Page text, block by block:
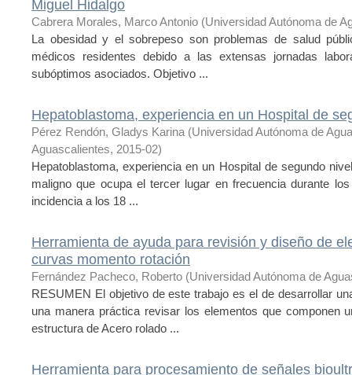
Miguel Hidalgo
Cabrera Morales, Marco Antonio (Universidad Autónoma de
La obesidad y el sobrepeso son problemas de salud
médicos residentes debido a las extensas jornadas
subóptimos asociados. Objetivo ...
Hepatoblastoma, experiencia en un Hospital de
Pérez Rendón, Gladys Karina (Universidad Autónoma de
Aguascalientes, 2015-02)
Hepatoblastoma, experiencia en un Hospital de segundo
maligno que ocupa el tercer lugar en frecuencia durante
incidencia a los 18 ...
Herramienta de ayuda para revisión y diseño de
curvas momento rotación
Fernández Pacheco, Roberto (Universidad Autónoma de
RESUMEN El objetivo de este trabajo es el de desarrollar
una manera práctica revisar los elementos que componen
estructura de Acero rolado ...
Herramienta para procesamiento de señales